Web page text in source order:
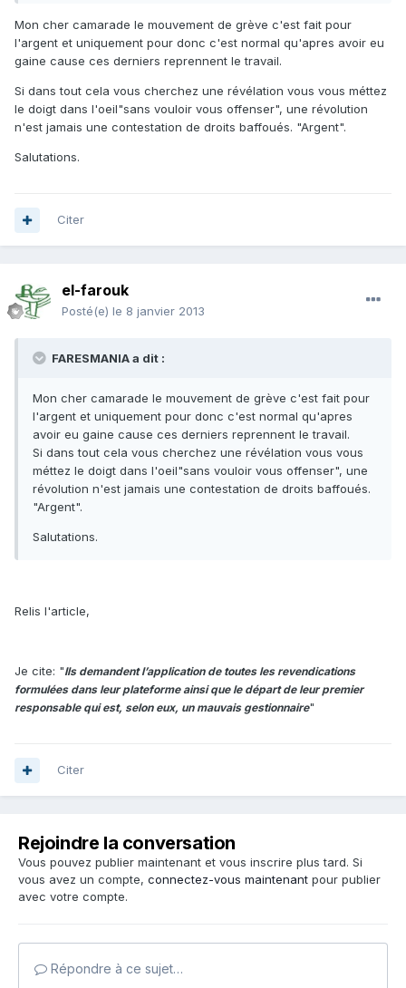
Mon cher camarade le mouvement de grève c'est fait pour
l'argent et uniquement pour donc c'est normal qu'apres avoir eu
gaine cause ces derniers reprennent le travail.
Si dans tout cela vous cherchez une révélation vous vous méttez
le doigt dans l'oeil"sans vouloir vous offenser", une révolution
n'est jamais une contestation de droits baffoués. "Argent".
Salutations.
Citer
el-farouk
Posté(e) le 8 janvier 2013
FARESMANIA a dit :
Mon cher camarade le mouvement de grève c'est fait pour
l'argent et uniquement pour donc c'est normal qu'apres
avoir eu gaine cause ces derniers reprennent le travail.
Si dans tout cela vous cherchez une révélation vous vous
méttez le doigt dans l'oeil"sans vouloir vous offenser", une
révolution n'est jamais une contestation de droits baffoués.
"Argent".
Salutations.
Relis l'article,
Je cite: "Ils demandent l’application de toutes les revendications
formulées dans leur plateforme ainsi que le départ de leur premier
responsable qui est, selon eux, un mauvais gestionnaire"
Citer
Rejoindre la conversation
Vous pouvez publier maintenant et vous inscrire plus tard. Si
vous avez un compte, connectez-vous maintenant pour publier
avec votre compte.
Répondre à ce sujet…